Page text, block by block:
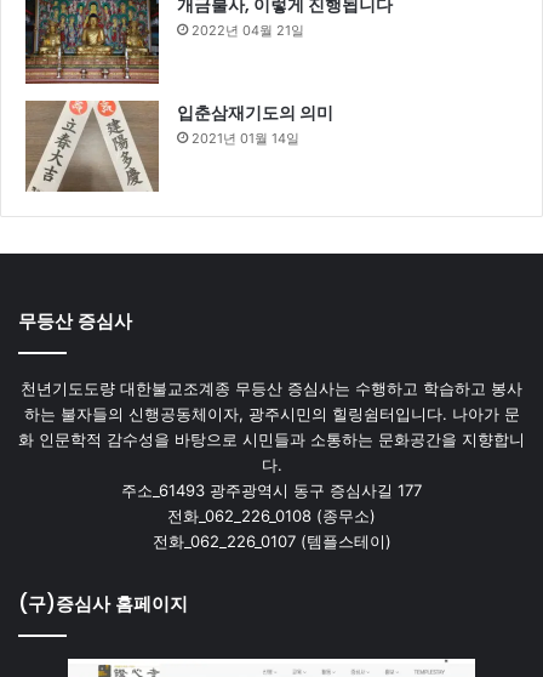
개금불사, 이렇게 진행됩니다
2022년 04월 21일
입춘삼재기도의 의미
2021년 01월 14일
무등산 증심사
천년기도도량 대한불교조계종 무등산 증심사는 수행하고 학습하고 봉사
하는 불자들의 신행공동체이자, 광주시민의 힐링쉼터입니다. 나아가 문
화 인문학적 감수성을 바탕으로 시민들과 소통하는 문화공간을 지향합니
다.
주소_61493 광주광역시 동구 증심사길 177
전화_062_226_0108 (종무소)
전화_062_226_0107 (템플스테이)
(구)증심사 홈페이지